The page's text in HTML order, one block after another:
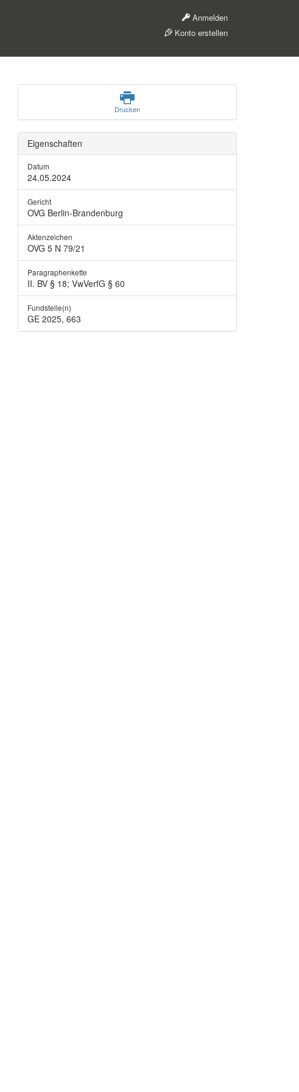
Anmelden
Konto erstellen
Drucken
Eigenschaften
Datum
24.05.2024
Gericht
OVG Berlin-Brandenburg
Aktenzeichen
OVG 5 N 79/21
Paragraphenkette
II. BV § 18; VwVerfG § 60
Fundstelle(n)
GE 2025, 663